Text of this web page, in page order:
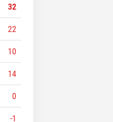
32
22
10
14
0
-1